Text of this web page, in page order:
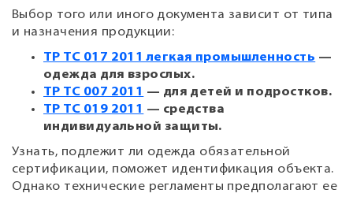
Выбор того или иного документа зависит от типа
и назначения продукции:
ТР ТС 017 2011 легкая промышленность —
одежда для взрослых.
ТР ТС 007 2011
— для детей и подростков.
ТР ТС 019 2011
— средства
индивидуальной защиты.
Узнать, подлежит ли одежда обязательной
сертификации, поможет идентификация объекта.
Однако технические регламенты предполагают ее